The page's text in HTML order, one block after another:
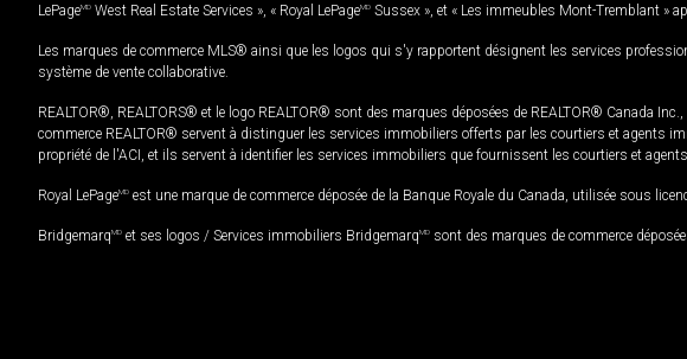
LePageMD West Real Estate Services », « Royal LePageMD Sussex », et « Les immeubles Mont-Tremblant »
Les marques de commerce MLS® ainsi que les logos qui s'y rapportent désignent les services
système de vente collaborative.
REALTOR®, REALTORS® et le logo REALTOR® sont des marques déposées de REALTOR® Canada
commerce REALTOR® servent à distinguer les services immobiliers offerts par les courtiers et agents
propriété de l'ACI, et ils servent à identifier les services immobiliers que fournissent les courtiers et
Royal LePageMD est une marque de commerce déposée de la Banque Royale du Canada, utilisée sous
BridgemarqMD et ses logos / Services immobiliers BridgemarqMD sont des marques de commerce